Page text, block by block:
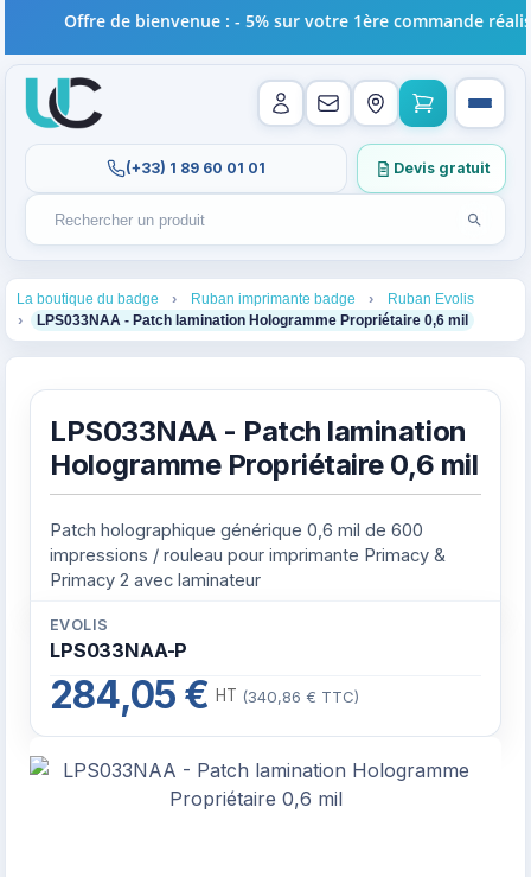
Rechercher un produit
Recherches récentes au focus. Tapez au moins 2
Lancer
(+33) 1 89 60 01 01 Devis gratuit
Offre de bienvenue : - 5% sur votre 1ère commande
La boutique du badge Ruban imprimante badge Ruban Evolis
LPS033NAA - Patch lamination Hologramme Propriétaire 0,6 mil 4
LPS033NAA - Patch lamination
Hologramme Propriétaire 0,6 mil
Patch holographique générique 0,6 mil de 600
impressions / rouleau pour imprimante Primacy &
Primacy 2 avec laminateur
EVOLIS
LPS033NAA-P
284,05 € HT (340,86 € TTC)